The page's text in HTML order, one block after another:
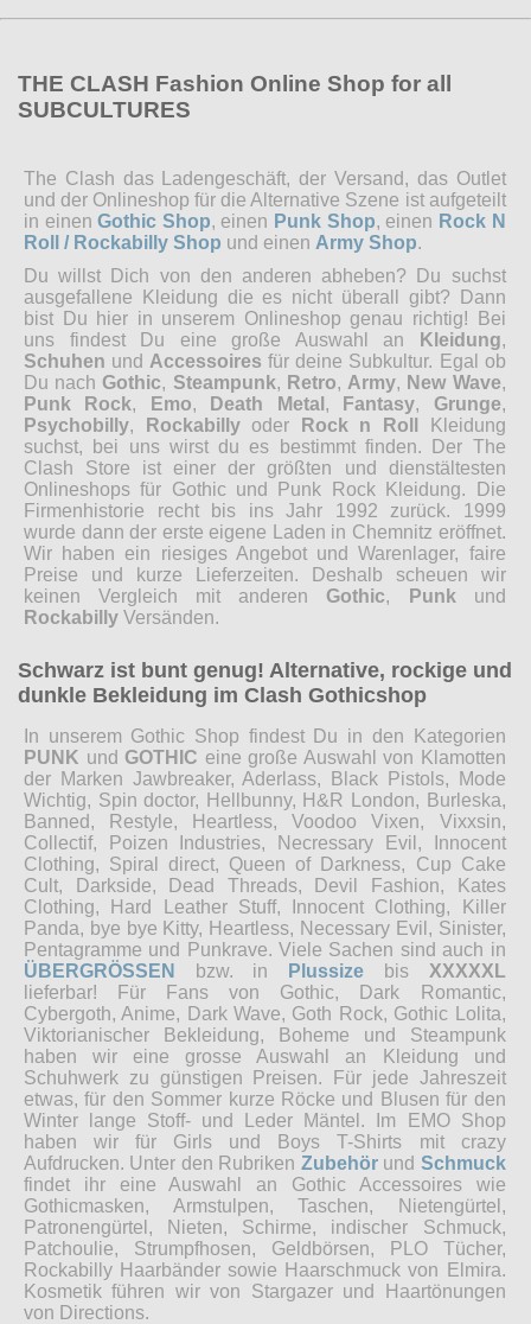
THE CLASH Fashion Online Shop for all
SUBCULTURES
The Clash das Ladengeschäft, der Versand, das Outlet
und der Onlineshop für die Alternative Szene ist aufgeteilt
in einenGothic Shop, einen Punk Shop, einen Rock N
Roll / Rockabilly Shop und einen Army Shop.
Du willst Dich von den anderen abheben? Du suchst
ausgefallene Kleidung die es nicht überall gibt? Dann
bist Du hier in unserem Onlineshop genau richtig! Bei
uns findest Du eine große Auswahl an
Kleidung,
Schuhen und Accessoires für deine Subkultur. Egal ob
Du nach Gothic, Steampunk, Retro, Army, New Wave,
Punk Rock, Emo, Death Metal , Fantasy, Grunge,
Psychobilly, Rockabillyoder Rock n Roll
Kleidung
suchst, bei uns wirst du es bestimmt finden. Der The
Clash Store ist einer der größten und dienstältesten
Onlineshops für Gothic und Punk Rock Kleidung. Die
Firmenhistorie recht bis ins Jahr 1992 zurück. 1999
wurde dann der erste eigene Laden in Chemnitz eröffnet.
Wir haben ein riesiges Angebot und Warenlager, faire
Preise und kurze Lieferzeiten. Deshalb scheuen wir
keinen Vergleich mit anderen Gothic, Punk und
Rockabilly Versänden.
Schwarz ist bunt genug! Alternative, rockige und
dunkle Bekleidung im Clash Gothicshop
In unserem Gothic Shop findest Du in den Kategorien
PUNK und GOTHIC eine große Auswahl von Klamotten
der Marken Jawbreaker, Aderlass, Black Pistols, Mode
Wichtig, Spin doctor, Hellbunny, H&R London, Burleska,
Banned, Restyle, Heartless, Voodoo Vixen, Vixxsin,
Collectif, Poizen Industries, Necressary Evil, Innocent
Clothing, Spiral direct, Queen of Darkness, Cup Cake
Cult, Darkside, Dead Threads, Devil Fashion, Kates
Clothing, Hard Leather Stuff, Innocent Clothing, Killer
Panda, bye bye Kitty, Heartless, Necessary Evil, Sinister,
Pentagramme und Punkrave. Viele Sachen sind auch in
ÜBERGRÖSSEN
bzw. in Plussize bis XXXXXL
lieferbar! Für Fans von Gothic, Dark Romantic,
Cybergoth, Anime, Dark Wave, Goth Rock, Gothic Lolita,
Viktorianischer Bekleidung, Boheme und Steampunk
haben wir eine grosse Auswahl an Kleidung und
Schuhwerk zu günstigen Preisen. Für jede Jahreszeit
etwas, für den Sommer kurze Röcke und Blusen für den
Winter lange Stoff- und Leder Mäntel. Im EMO Shop
haben wir für Girls und Boys T-Shirts mit crazy
Aufdrucken. Unter den Rubriken Zubehörund Schmuck
findet ihr eine Auswahl an Gothic Accessoires wie
Gothicmasken, Armstulpen, Taschen, Nietengürtel,
Patronengürtel, Nieten, Schirme, indischer Schmuck,
Patchoulie, Strumpfhosen, Geldbörsen, PLO Tücher,
Rockabilly Haarbänder sowie Haarschmuck von Elmira.
Kosmetik führen wir von Stargazer und Haartönungen
von Directions.